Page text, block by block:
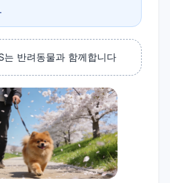
는 반려동물과 함께합니다